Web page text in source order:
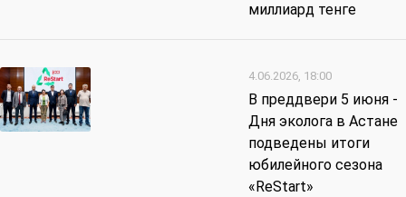
миллиард тенге
4.06.2026, 18:00
В преддвери 5 июня -
Дня эколога в Астане
подведены итоги
юбилейного сезона
«ReStart»